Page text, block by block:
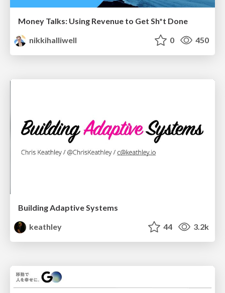
Money Talks: Using Revenue to Get Sh*t Done
nikkihalliwell
0 450
Building Adaptive Systems
keathley
44 3.2k